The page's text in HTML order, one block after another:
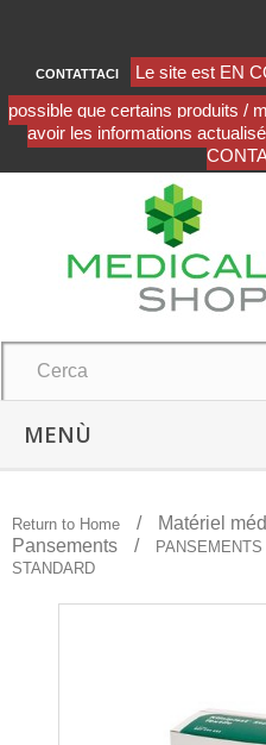
CONTATTACI
MENÙ
Return to Home
Matériel
Pansements
STANDARD